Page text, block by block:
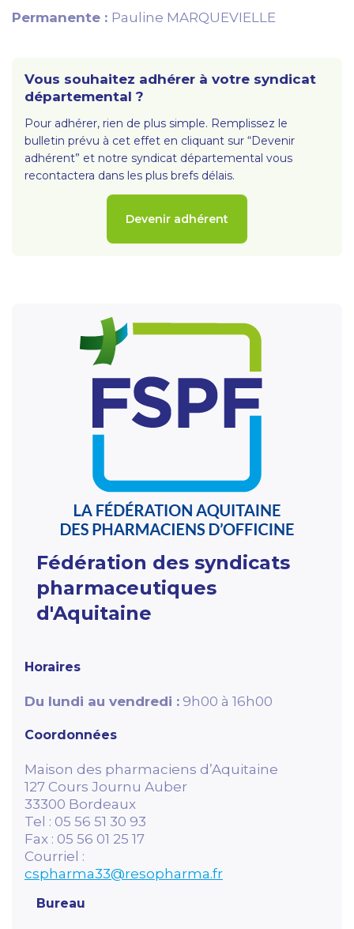
Permanente : Pauline MARQUEVIELLE
Vous souhaitez adhérer à votre syndicat
départemental ?
Pour adhérer, rien de plus simple. Remplissez le
bulletin prévu à cet effet en cliquant sur “Devenir
adhérent” et notre syndicat départemental vous
recontactera dans les plus brefs délais.
Devenir adhérent
Fédération des syndicats
pharmaceutiques
d'Aquitaine
Horaires
Du lundi au vendredi : 9h00 à 16h00
Coordonnées
Maison des pharmaciens d’Aquitaine
127 Cours Journu Auber
33300 Bordeaux
Tel : 05 56 51 30 93
Fax : 05 56 01 25 17
Courriel :
cspharma33@resopharma.fr
Bureau